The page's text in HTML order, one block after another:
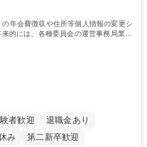
年会費徴収や住所等個人情報の変更シ
的には、各種委員会の運営事務局業務
者歓迎
退職金あり
み 第二新卒歓迎